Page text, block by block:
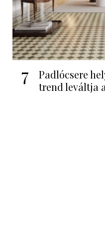
7
Padlócsere
trend leváltja